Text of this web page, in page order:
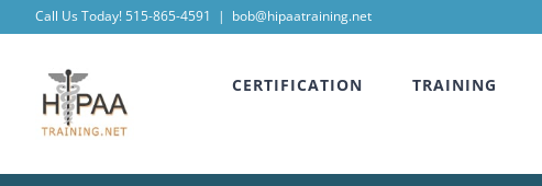
content
Call Us Today! 515-865-4591 | bob@hipaatraining.net
CERTIFICATION TRAINING